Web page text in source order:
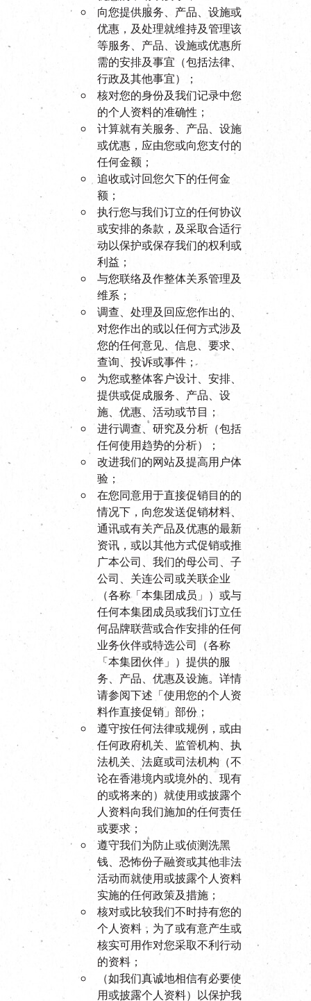
向您提供服务、产品、设施或
优惠，及处理就维持及管理该
等服务、产品、设施或优惠所
需的安排及事宜（包括法律、
行政及其他事宜）；
核对您的身份及我们记录中您
的个人资料的准确性；
计算就有关服务、产品、设施
或优惠，应由您或向您支付的
任何金额；
追收或讨回您欠下的任何金
额；
执行您与我们订立的任何协议
或安排的条款，及采取合适行
动以保护或保存我们的权利或
利益；
与您联络及作整体关系管理及
维系；
调查、处理及回应您作出的、
对您作出的或以任何方式涉及
您的任何意见、信息、要求、
查询、投诉或事件；
为您或整体客户设计、安排、
提供或促成服务、产品、设
施、优惠、活动或节目；
进行调查、研究及分析（包括
任何使用趋势的分析）；
改进我们的网站及提高用户体
验；
在您同意用于直接促销目的的
情况下，向您发送促销材料、
通讯或有关产品及优惠的最新
资讯，或以其他方式促销或推
广本公司、我们的母公司、子
公司、关连公司或关联企业
（各称「本集团成员」）或与
任何本集团成员或我们订立任
何品牌联营或合作安排的任何
业务伙伴或特选公司（各称
「本集团伙伴」）提供的服
务、产品、优惠及设施。详情
请参阅下述「使用您的个人资
料作直接促销」部份；
遵守按任何法律或规例，或由
任何政府机关、监管机构、执
法机关、法庭或司法机构（不
论在香港境内或境外的、现有
的或将来的）就使用或披露个
人资料向我们施加的任何责任
或要求；
遵守我们为防止或侦测洗黑
钱、恐怖份子融资或其他非法
活动而就使用或披露个人资料
实施的任何政策及措施；
核对或比较我们不时持有您的
个人资料，为了或有意产生或
核实可用作对您采取不利行动
的资料；
（如我们真诚地相信有必要使
用或披露个人资料）以保护我